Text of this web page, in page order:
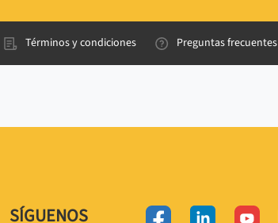
Términos y condiciones Preguntas frecuentes
SÍGUENOS